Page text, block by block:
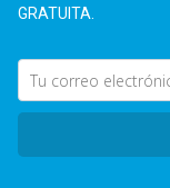
GRATUITA.